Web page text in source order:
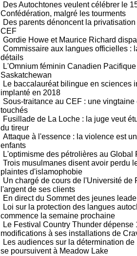
Des Autochtones veulent célébrer le
Confédération, malgré les tourments
Des parents dénoncent la
CEF
Gordie Howe et Maurice Richard
Commissaire aux langues officielles :
détails
L'Omnium féminin Canadien
Saskatchewan
Le baccalauréat bilingue en sciences
implanté en 2018
Sous-traitance au CEF : une
touchés
Fusillade de La Loche : la juge veut
du tireur
Attaque à l'essence : la violence est
enfants
L'optimisme des pétrolières au Global
Trois musulmanes disent avoir perdu
plaintes d'islamophobie
Un chargé de cours de l'Université de
l'argent de ses clients
En direct du Sommet des jeunes
Loi sur la protection des langues
commence la semaine prochaine
Le Festival Country Thunder dépense
modifications à ses installations de
Les audiences sur la détermination
se poursuivent à Meadow Lake